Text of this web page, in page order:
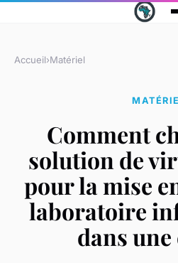
Accueil›Matériel
Comment
solution de
pour la mise
laboratoire
dans une